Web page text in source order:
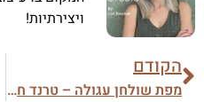
ויצירתיות!
הקודם
מפת שולחן עגולה – טרנד חם לחורף